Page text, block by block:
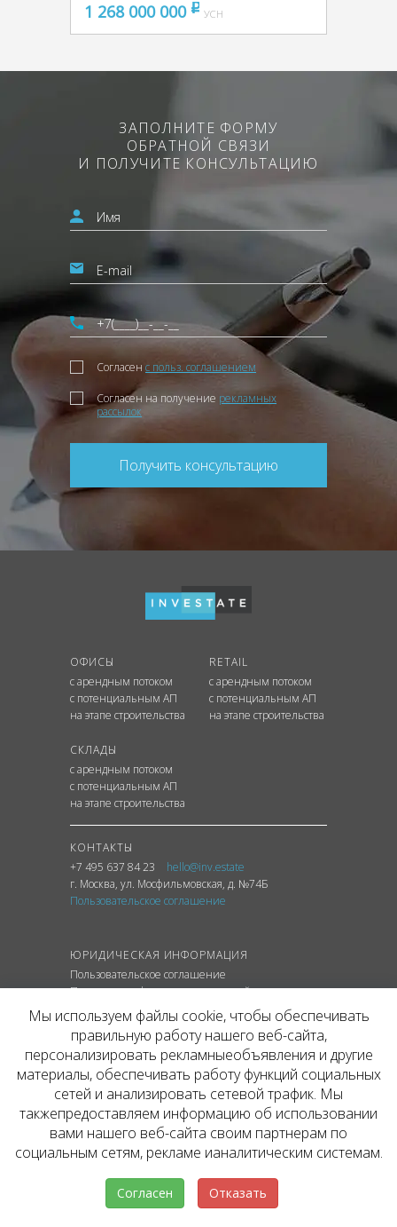
1 268 000 000 pуб
УСН
ЗАПОЛНИТЕ ФОРМУ
ОБРАТНОЙ СВЯЗИ
И ПОЛУЧИТЕ КОНСУЛЬТАЦИЮ
Согласен с польз. соглашением
Согласен на получение рекламных
рассылок
Получить консультацию
ОФИСЫ
с арендным потоком
с потенциальным АП
на этапе строительства
RETAIL
с арендным потоком
с потенциальным АП
на этапе строительства
СКЛАДЫ
с арендным потоком
с потенциальным АП
на этапе строительства
КОНТАКТЫ
+7 495 637 84 23
hello@inv.estate
г. Москва, ул. Мосфильмовская, д. №74Б
Пользовательское соглашение
ЮРИДИЧЕСКАЯ ИНФОРМАЦИЯ
Пользовательское соглашение
Политика конфиденциальности сайта
Политика обработки персональных данных
© ОФИЦИАЛЬНЫЙ САЙТ КОМПАНИИ
INVESTATE, 2026
Представленная на сайте агентства информация,
в т.ч. стоимости объектов, носит информационный
характер и не является публичной офертой. Условия
аренды объекта могут быть изменены собственником
без уведомления.
Мы используем файлы cookie, чтобы обеспечивать
правильную работу нашего веб-сайта,
персонализировать рекламныеобъявления и другие
материалы, обеспечивать работу функций социальных
сетей и анализировать сетевой трафик. Мы
такжепредоставляем информацию об использовании
вами нашего веб-сайта своим партнерам по
социальным сетям, рекламе ианалитическим системам.
Согласен Отказать